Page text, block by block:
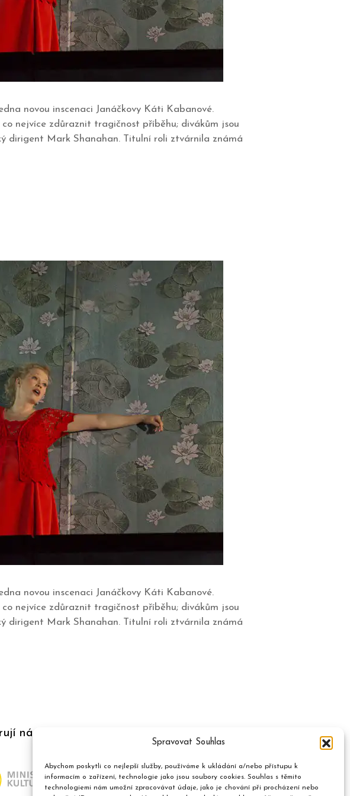
Spravovat Souhlas
Abychom poskytli co nejlepší služby, používáme k ukládání a/nebo přístupu k
informacím o zařízení, technologie jako jsou soubory cookies. Souhlas s těmito
technologiemi nám umožní zpracovávat údaje, jako je chování při procházení nebo
novou inscenaci Janáčkovy Káti Kabanové.
nejvíce zdůraznit tragičnost příběhu; divákům jsou
dirigent Mark Shanahan. Titulní roli ztvárnila známá
novou inscenaci Janáčkovy Káti Kabanové.
nejvíce zdůraznit tragičnost příběhu; divákům jsou
dirigent Mark Shanahan. Titulní roli ztvárnila známá
nás